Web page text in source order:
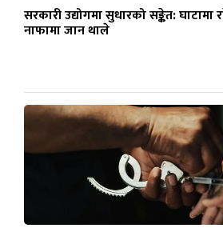
सरकारी उद्योगमा सुधारको सङ्केत:
नाफामा जान थाले